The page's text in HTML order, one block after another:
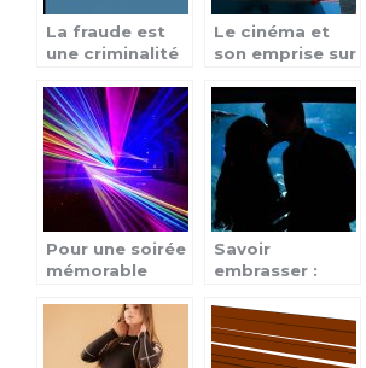
La fraude est
une criminalité
Le cinéma et
son emprise sur
Pour une soirée
mémorable
Savoir
embrasser :
mains, et ce qui
fait un mauvais
baiser